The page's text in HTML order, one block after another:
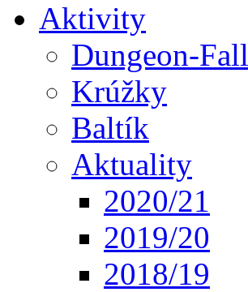
Aktivity
Dungeon-Fall
Krúžky
Baltík
Aktuality
2020/21
2019/20
2018/19